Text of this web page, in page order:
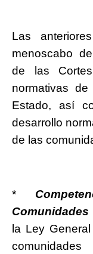
Las
menoscabo
de las
normativas
Estado, así
desarrollo
de las
*
la Ley